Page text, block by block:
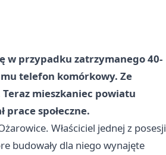
w przypadku zatrzymanego 40-
telefon komórkowy. Ze
mieszkaniec powiatu
społeczne.
Właściciel jednej z posesji
budowały dla niego wynajęte